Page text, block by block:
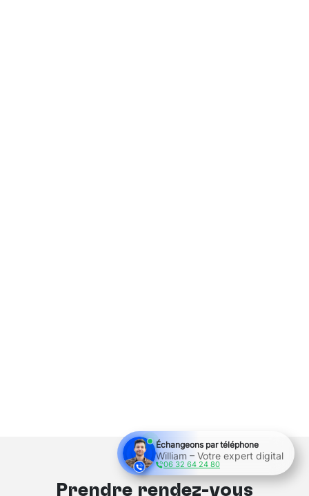
Prendre rendez-vous
Échangeons par téléphone
William – Votre expert digital
06 32 64 24 80